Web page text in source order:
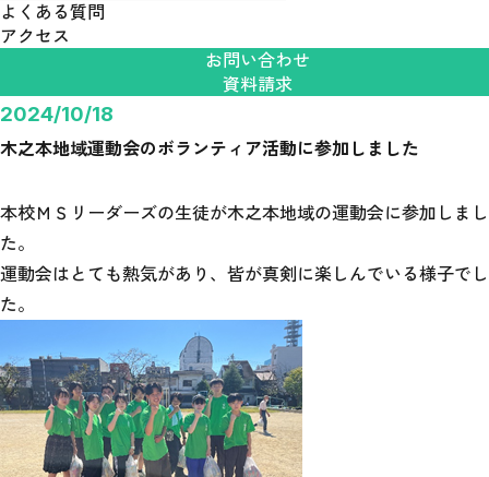
よくある質問
アクセス
お問い合わせ
資料請求
2024/10/18
木之本地域運動会のボランティア活動に参加しました
本校ＭＳリーダーズの生徒が木之本地域の運動会に参加しまし
た。
運動会はとても熱気があり、皆が真剣に楽しんでいる様子でし
た。